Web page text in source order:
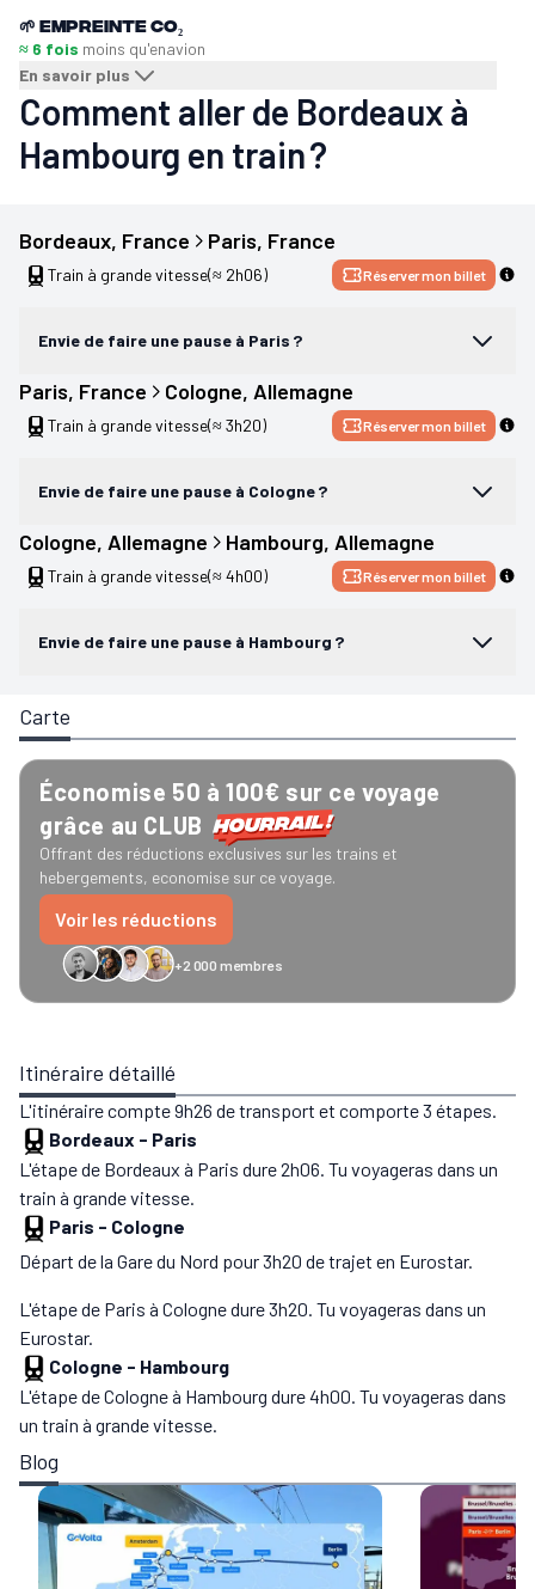
🌱 Empreinte CO₂
≈ 6 fois moins qu'enavion
En savoir plus
Comment aller de Bordeaux à
Hambourg en train ?
Bordeaux, France Paris, France
Train à grande vitesse(≈ 2h06) Réserver mon billet
Envie de faire une pause à Paris ?
Paris, France Cologne, Allemagne
Train à grande vitesse(≈ 3h20) Réserver mon billet
Envie de faire une pause à Cologne ?
Cologne, Allemagne Hambourg, Allemagne
Train à grande vitesse(≈ 4h00) Réserver mon billet
Envie de faire une pause à Hambourg ?
Carte
Économise 50 à 100€ sur ce voyage
grâce au CLUB
Offrant des réductions exclusives sur les trains et
hebergements, economise sur ce voyage.
Voir les réductions
+2 000 membres
GreenGo Caledonian
Itinéraire détaillé
L'itinéraire compte 9h26 de transport et comporte 3 étapes.
Bordeaux - Paris
L'étape de Bordeaux à Paris dure 2h06. Tu voyageras dans un
train à grande vitesse.
Paris - Cologne
Départ de la Gare du Nord pour 3h20 de trajet en Eurostar.
L'étape de Paris à Cologne dure 3h20. Tu voyageras dans un
Eurostar.
Cologne - Hambourg
L'étape de Cologne à Hambourg dure 4h00. Tu voyageras dans
un train à grande vitesse.
Blog